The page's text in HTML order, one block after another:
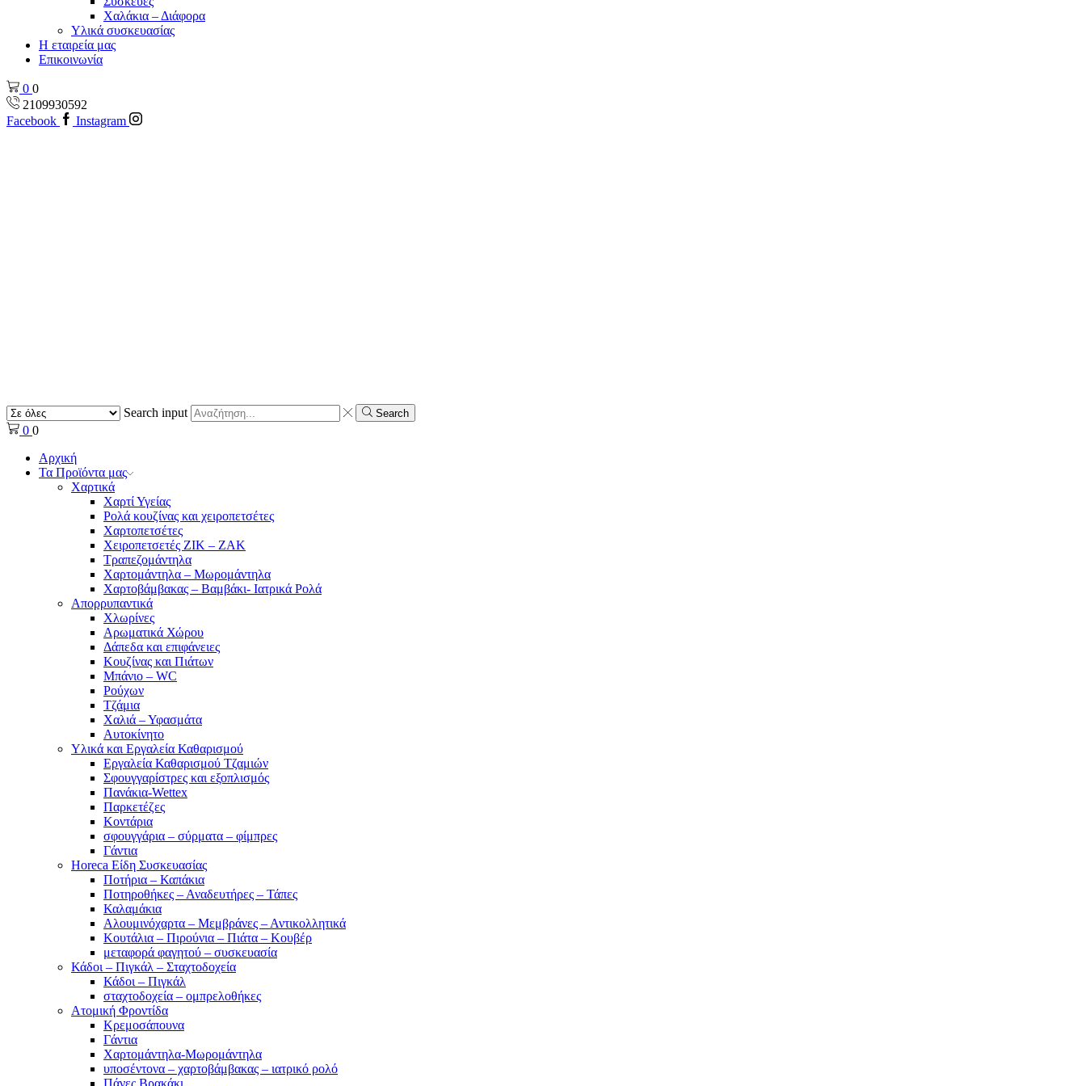
Χαλάκια – Διάφορα
Yλικά συσκευασίας
Η εταιρεία μας
Επικοινωνία
0 0
2109930592
Facebook
Instagram
Search input Search
0 0
Αρχική
Τα Προϊόντα μας
Χαρτικά
Χαρτί Υγείας
Ρολά κουζίνας και χειροπετσέτες
Χαρτοπετσέτες
Χειροπετσετές ΖΙΚ – ΖΑΚ
Τραπεζομάντηλα
Χαρτομάντηλα – Μωρομάντηλα
Χαρτοβάμβακας – Βαμβάκι- Ιατρικά Ρολά
Απορρυπαντικά
Χλωρίνες
Αρωματικά Χώρου
Δάπεδα και επιφάνειες
Κουζίνας και Πιάτων
Μπάνιο – WC
Ρούχων
Τζάμια
Χαλιά – Υφασμάτα
Αυτοκίνητο
Υλικά και Εργαλεία Καθαρισμού
Εργαλεία Καθαρισμού Τζαμιών
Σφουγγαρίστρες και εξοπλισμός
Πανάκια-Wettex
Παρκετέζες
Κοντάρια
σφουγγάρια – σύρματα – φίμπρες
Γάντια
Horeca Είδη Συσκευασίας
Ποτήρια – Καπάκια
Ποτηροθήκες – Αναδευτήρες – Τάπες
Καλαμάκια
Αλουμινόχαρτα – Μεμβράνες – Αντικολλητικά
Κουτάλια – Πιρούνια – Πιάτα – Κουβέρ
μεταφορά φαγητού – συσκευασία
Κάδοι – Πιγκάλ – Σταχτοδοχεία
Κάδοι – Πιγκάλ
σταχτοδοχεία – ομπρελοθήκες
Ατομική Φροντίδα
Κρεμοσάπουνα
Γάντια
Χαρτομάντηλα-Μωρομάντηλα
υποσέντονα – χαρτοβάμβακας – ιατρικό ρολό